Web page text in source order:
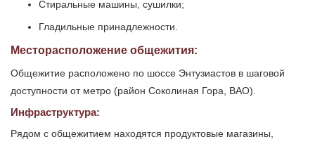
Стиральные машины, сушилки;
Гладильные принадлежности.
Месторасположение общежития:
Общежитие расположено по шоссе Энтузиастов в шаговой
доступности от метро (район Соколиная Гора, ВАО).
Инфраструктура:
Рядом с общежитием находятся продуктовые магазины,